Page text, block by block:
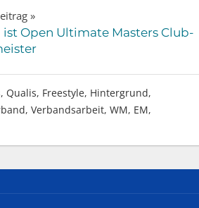
ist Open Ultimate Masters Club-
Qualis, Freestyle, Hintergrund,
, Verbandsarbeit, WM, EM,